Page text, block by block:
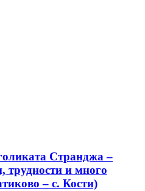
Странджа –
трудности и много
– с. Кости)